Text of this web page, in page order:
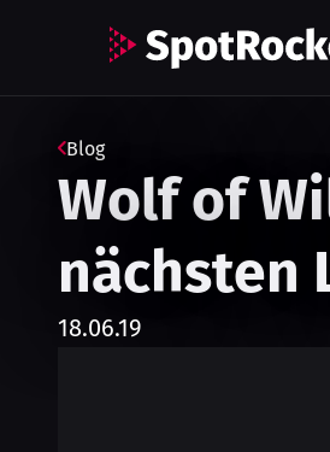
Blog
Wolf of
nächsten
18.06.19